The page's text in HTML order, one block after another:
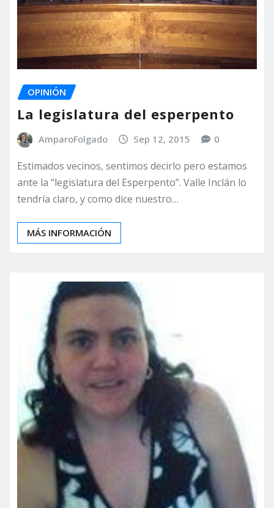
OPINIÓN
La legislatura del esperpento
AmparoFolgado Sep 12, 2015 0
Estimados vecinos, sentimos decirlo pero estamos
ante la “legislatura del Esperpento”. Valle Inclán lo
tendría claro, y como dice nuestro…
MÁS INFORMACIÓN